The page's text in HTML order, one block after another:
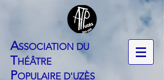
​ASSOCIATION DU
THÉÂTRE
POPULAIRE D'UZÈS